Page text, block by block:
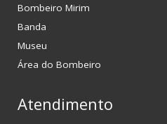
Bombeiro Mirim
Banda
Museu
Área do Bombeiro
Atendimento